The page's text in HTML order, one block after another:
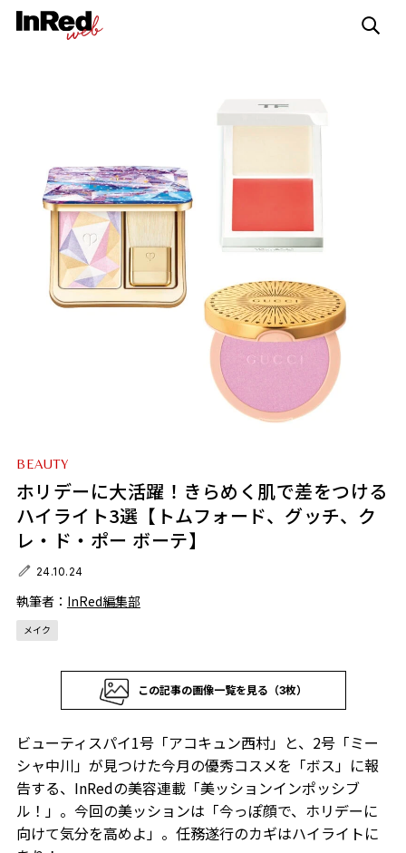
BEAUTY
ホリデーに大活躍！きらめく肌で差をつける
ハイライト3選【トムフォード、グッチ、ク
レ・ド・ポー ボーテ】
24.10.24
執筆者： InRed編集部
メイク
この記事の画像一覧を見る（3枚）
ビューティスパイ1号「アコキュン西村」と、2号「ミー
シャ中川」が見つけた今月の優秀コスメを「ボス」に報
告する、InRedの美容連載「美ッションインポッシブ
ル！」。今回の美ッションは「今っぽ顔で、ホリデーに
向けて気分を高めよ」。任務遂行のカギはハイライトに